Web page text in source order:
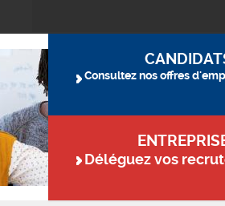
Consultez nos offres
Déléguez vos